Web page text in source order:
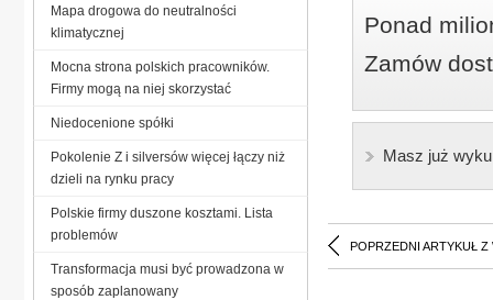
Ponad
Zamów
Masz już
POPRZEDNI ARTYKUŁ Z
Mapa drogowa do neutralności
klimatycznej
Mocna strona polskich pracowników.
Firmy mogą na niej skorzystać
Niedocenione spółki
Pokolenie Z i silversów więcej łączy niż
dzieli na rynku pracy
Polskie firmy duszone kosztami. Lista
problemów
Transformacja musi być prowadzona w
sposób zaplanowany